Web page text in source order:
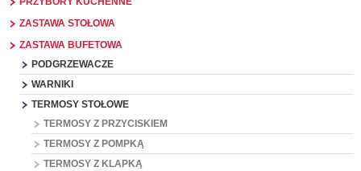
ZASTAWA STOŁOWA
ZASTAWA BUFETOWA
PODGRZEWACZE
WARNIKI
TERMOSY STOŁOWE
TERMOSY Z PRZYCISKIEM
TERMOSY Z POMPKĄ
TERMOSY Z KLAPKĄ